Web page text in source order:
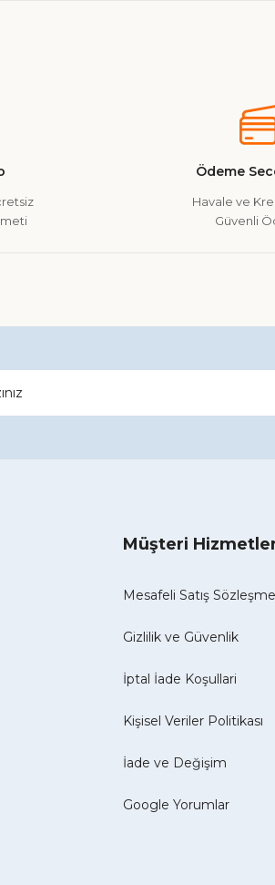
Ödeme
Havale ve
Güvenli
Müşteri
Mesafeli Satış
Gizlilik ve Güvenlik
İptal İade Koşullari
Kişisel Veriler Politikası
İade ve Değişim
Google Yorumlar